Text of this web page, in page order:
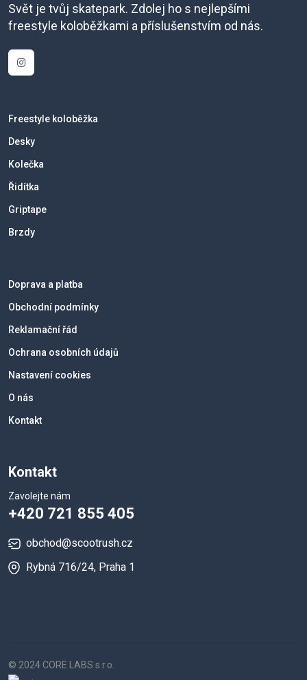
Svět je tvůj skatepark. Zdolej ho s nejlepšími
freestyle koloběžkami a příslušenstvím od nás.
Freestyle koloběžka
Desky
Kolečka
Řidítka
Griptape
Brzdy
Doprava a platba
Obchodní podmínky
Reklamační řád
Ochrana osobních údajů
Nastavení cookies
O nás
Kontakt
Kontakt
Zavolejte nám
+420 721 855 405
obchod@scootrush.cz
Rybná 716/24, Praha 1
© 2024 CORE LABS s.r.o.